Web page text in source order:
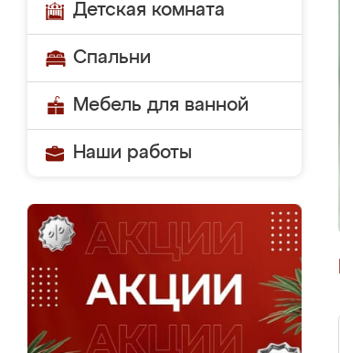
Детская комната
Спальни
Мебель для ванной
Наши работы